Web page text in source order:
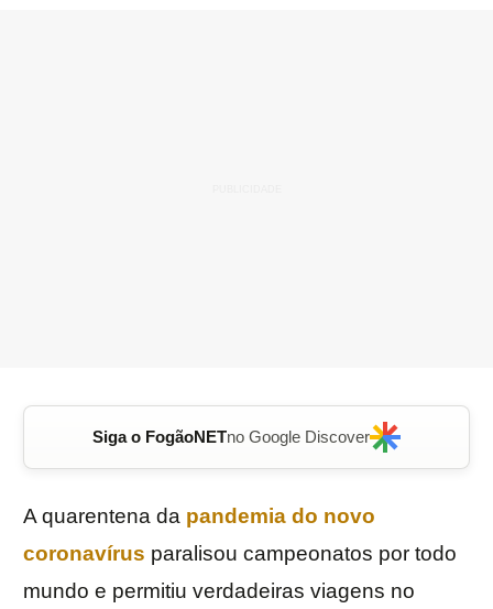
Siga o FogãoNETno Google Discover
A quarentena da pandemia do novo
coronavírus paralisou campeonatos por todo
mundo e permitiu verdadeiras viagens no